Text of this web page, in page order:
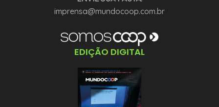
imprensa@mundocoop.com.br
EDIÇÃO DIGITAL